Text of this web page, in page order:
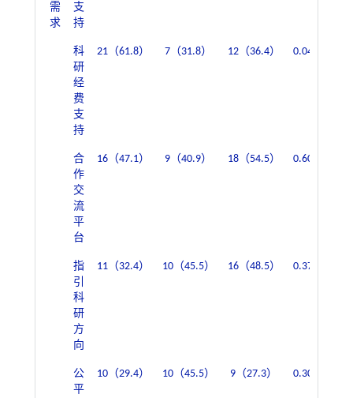
需
求
支
持
科
研
经
费
支
持
21（61.8） 7（31.8） 12（36.4） 0.041
合
作
交
流
平
台
16（47.1） 9（40.9） 18（54.5） 0.601
指
引
科
研
方
向
11（32.4） 10（45.5） 16（48.5） 0.372
公
平
10（29.4） 10（45.5） 9（27.3） 0.301